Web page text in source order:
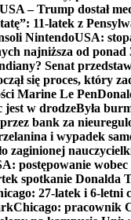
USA – Trump dostał
11-latek z
NintendoUSA:
najniższa od ponad
Senat
się proces, który
Marine Le Pen
jest w drodzeByła
bank za
i wypadek
zaginionej
postępowanie wobec
spotkanie Donalda
27-latek i 6-letni
Chicago: pracownik